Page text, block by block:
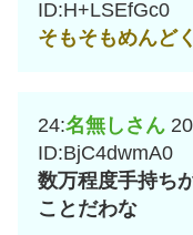
ID:H+LSEfGc0
そもそもめんど
24:名無しさん
ID:BjC4dwmA0
数万程度手持ち
ことだわな